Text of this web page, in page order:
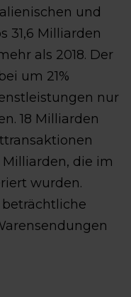
und
31,6 Milliarden
als 2018. Der
um 21%
nur
18 Milliarden
die im
wurden.